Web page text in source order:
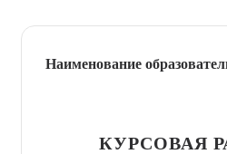
Наименование
КУРСОВАЯ